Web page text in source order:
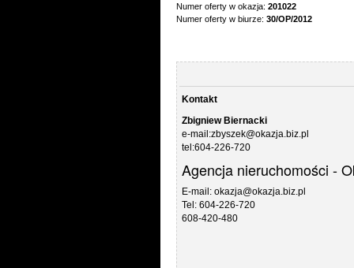
Numer oferty w okazja: 201022
Numer oferty w biurze: 30/OP/2012
Kontakt
Zbigniew Biernacki
e-mail:zbyszek@okazja.biz.pl
tel:604-226-720
Agencja nieruchomości -
E-mail: okazja@okazja.biz.pl
Tel: 604-226-720
608-420-480